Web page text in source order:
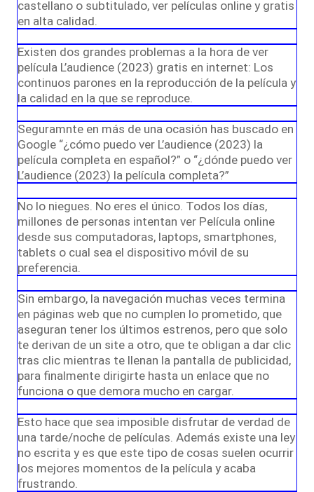
castellano o subtitulado, ver películas online y gratis
en alta calidad.
Existen dos grandes problemas a la hora de ver
película L’audience (2023) gratis en internet: Los
continuos parones en la reproducción de la película y
la calidad en la que se reproduce.
Seguramnte en más de una ocasión has buscado en
Google “¿cómo puedo ver L’audience (2023) la
película completa en español?” o “¿dónde puedo ver
L’audience (2023) la película completa?”
No lo niegues. No eres el único. Todos los días,
millones de personas intentan ver Película online
desde sus computadoras, laptops, smartphones,
tablets o cual sea el dispositivo móvil de su
preferencia.
Sin embargo, la navegación muchas veces termina
en páginas web que no cumplen lo prometido, que
aseguran tener los últimos estrenos, pero que solo
te derivan de un site a otro, que te obligan a dar clic
tras clic mientras te llenan la pantalla de publicidad,
para finalmente dirigirte hasta un enlace que no
funciona o que demora mucho en cargar.
Esto hace que sea imposible disfrutar de verdad de
una tarde/noche de películas. Además existe una ley
no escrita y es que este tipo de cosas suelen ocurrir
los mejores momentos de la película y acaba
frustrando.